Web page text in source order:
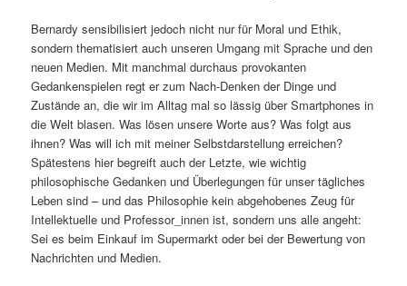
Bernardy sensibilisiert jedoch nicht nur für Moral und Ethik,
sondern thematisiert auch unseren Umgang mit Sprache und den
neuen Medien. Mit manchmal durchaus provokanten
Gedankenspielen regt er zum Nach-Denken der Dinge und
Zustände an, die wir im Alltag mal so lässig über Smartphones in
die Welt blasen. Was lösen unsere Worte aus? Was folgt aus
ihnen? Was will ich mit meiner Selbstdarstellung erreichen?
Spätestens hier begreift auch der Letzte, wie wichtig
philosophische Gedanken und Überlegungen für unser tägliches
Leben sind – und das Philosophie kein abgehobenes Zeug für
Intellektuelle und Professor_innen ist, sondern uns alle angeht:
Sei es beim Einkauf im Supermarkt oder bei der Bewertung von
Nachrichten und Medien.